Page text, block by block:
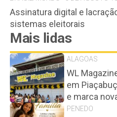
Assinatura digital e
sistemas eleitorais
Mais lidas
ALAGOAS
WL
em
e marca
PENEDO